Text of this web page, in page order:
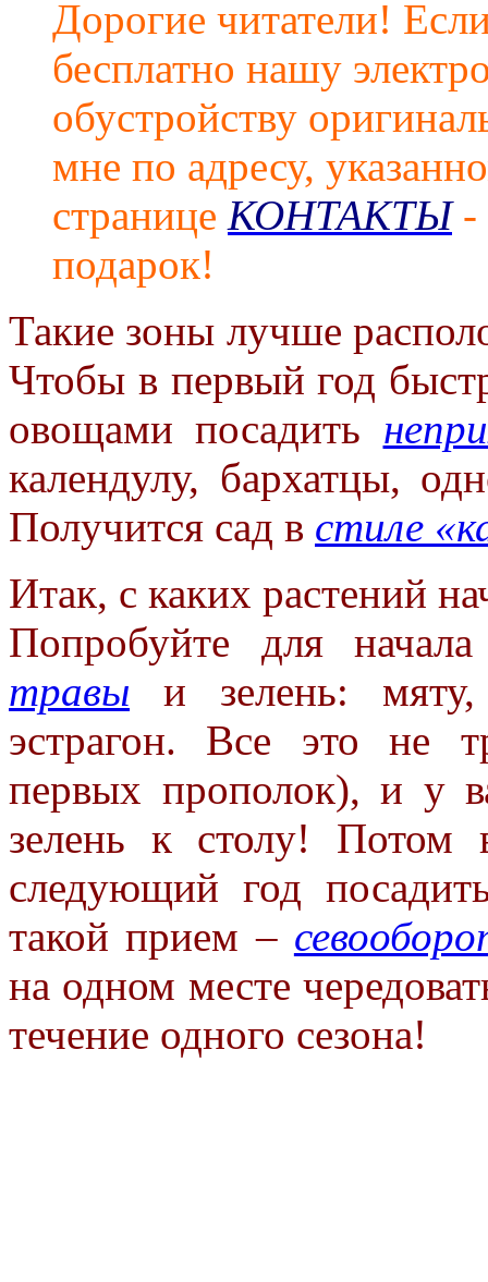
Дорогие читатели!
бесплатно нашу
обустройству
мне по адресу,
странице КОНТАКТЫ-
подарок!
Такие зоны лучше
Чтобы в первый год
овощами посадить
календулу, бархатцы,
Получится сад в стиле
Итак, с каких растений
Попробуйте для
травы и зелень: мяту,
эстрагон. Все это не
первых прополок), и у
зелень к столу! Потом
следующий год
такой прием –
на одном месте
течение одного сезона!